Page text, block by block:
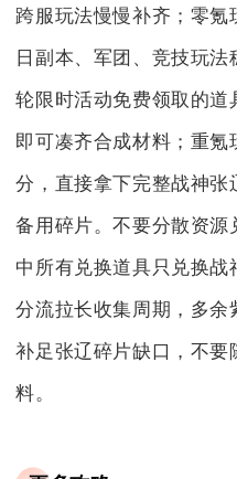
跨服玩法慢慢补齐；零
日副本、军团、竞技玩
轮限时活动免费领取的道
即可凑齐合成材料；重氪
分，直接拿下完整战神
备用碎片。不要分散资
中所有兑换道具只兑换
分流拉长收集周期，多
补足张辽碎片缺口，不
料。